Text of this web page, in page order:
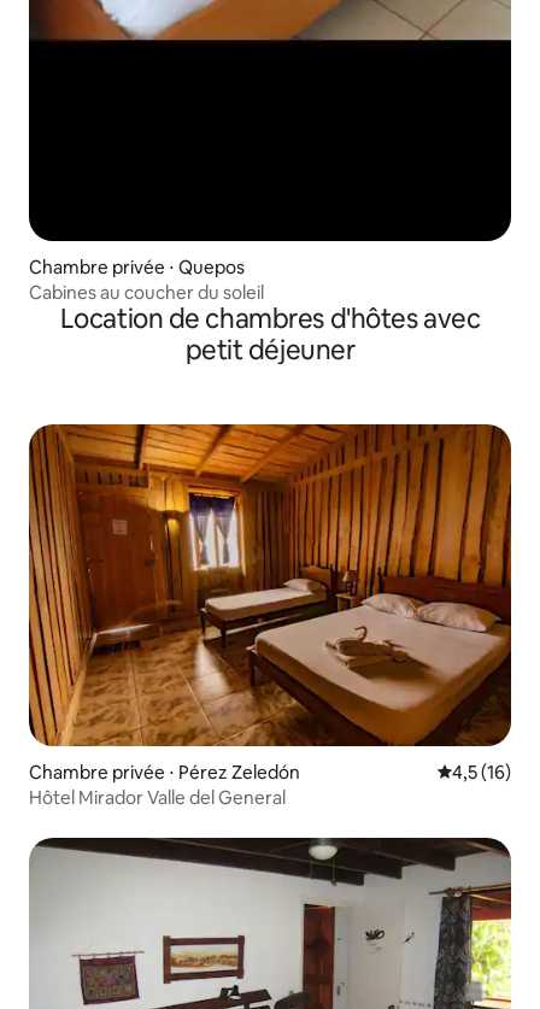
Chambre privée ⋅ Quepos
Cabines au coucher du soleil
Location de chambres d'hôtes avec
petit déjeuner
Chambre privée ⋅ Pérez Zeledón Évaluation
4,5 (16)
Hôtel Mirador Valle del General